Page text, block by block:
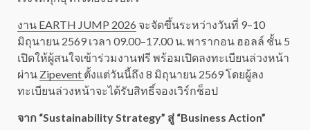
งาน EARTH JUMP 2026 จะจัดขึ้นระหว่างวันที่ 9–10
มิถุนายน 2569 เวลา 09.00–17.00 น. พารากอน ฮอลล์ ชั้น 5
เปิดให้ผู้สนใจเข้าร่วมงานฟรี พร้อมเปิดลงทะเบียนล่วงหน้า
ผ่าน Zipevent ตั้งแต่วันนี้ถึง 8 มิถุนายน 2569 โดยผู้ลง
ทะเบียนล่วงหน้าจะได้รับสิทธิ์จองเวิร์กช็อป
จาก “Sustainability Strategy” สู่ “Business Action”